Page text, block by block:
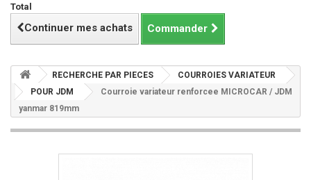
Total
Continuer mes achats Commander
RECHERCHE PAR PIECES
COURROIES VARIATEUR
POUR JDM
Courroie variateur renforcee MICROCAR / JDM
yanmar 819mm